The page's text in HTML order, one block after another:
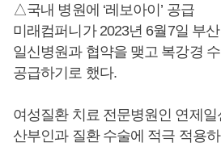
△국내 병원에 ‘레보아이’ 공급
미래컴퍼니가 2023년 6월7일 부
일신병원과 협약을 맺고 복강경
공급하기로 했다.
여성질환 치료 전문병원인 연제
산부인과 질환 수술에 적극 적용